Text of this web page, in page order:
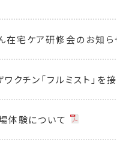
在宅ケア研修会のお知ら
クチン「フルミスト」を
体験について